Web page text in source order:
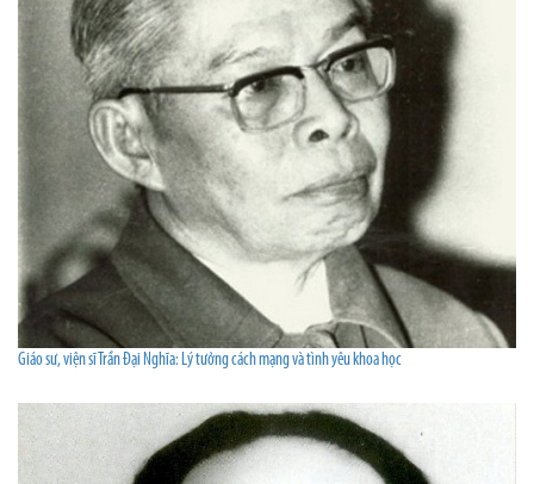
Giáo sư, viện sĩ Trần Đại Nghĩa: Lý tưởng cách mạng và tình yêu khoa học